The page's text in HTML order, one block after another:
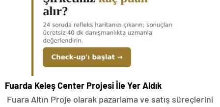
Fuarda Keleş Center Projesi İle Yer Aldık
Fuara Altın Proje olarak pazarlama ve satış süreçlerini